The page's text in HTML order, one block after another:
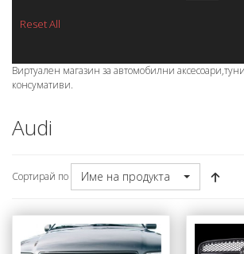
Reset All
Виртуален магазин за автомобилни
консумативи.
Audi
Сортирай по Име на продукта